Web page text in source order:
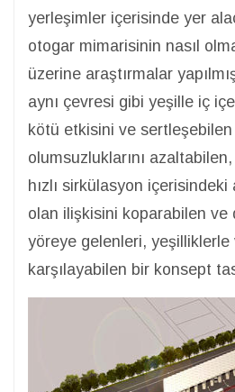
yerleşimler içerisinde yer
otogar mimarisinin nasıl
üzerine araştırmalar
aynı çevresi gibi yeşille iç
kötü etkisini ve sertleşebilen
olumsuzluklarını
hızlı sirkülasyon
olan ilişkisini koparabilen ve
yöreye gelenleri, yeşilliklerle
karşılayabilen bir konsept